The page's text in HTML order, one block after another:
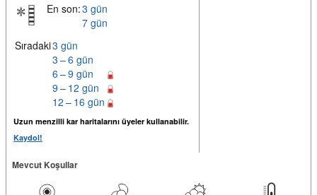
En son:3 gün
7 gün
Sıradaki3 gün
3 – 6 gün
6 – 9 gün
9 – 12 gün
12 – 16 gün
Uzun menzilli kar haritalarını üyeler kullanabilir.
Kaydol!
Mevcut Koşullar